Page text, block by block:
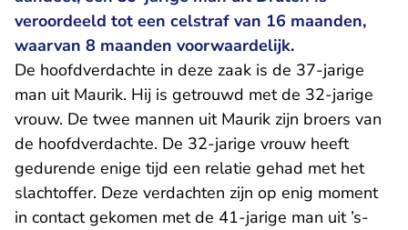
veroordeeld tot een celstraf van 16 maanden,
waarvan 8 maanden voorwaardelijk.
De hoofdverdachte in deze zaak is de 37-jarige
man uit Maurik. Hij is getrouwd met de 32-jarige
vrouw. De twee mannen uit Maurik zijn broers van
de hoofdverdachte. De 32-jarige vrouw heeft
gedurende enige tijd een relatie gehad met het
slachtoffer. Deze verdachten zijn op enig moment
in contact gekomen met de 41-jarige man uit ’s-